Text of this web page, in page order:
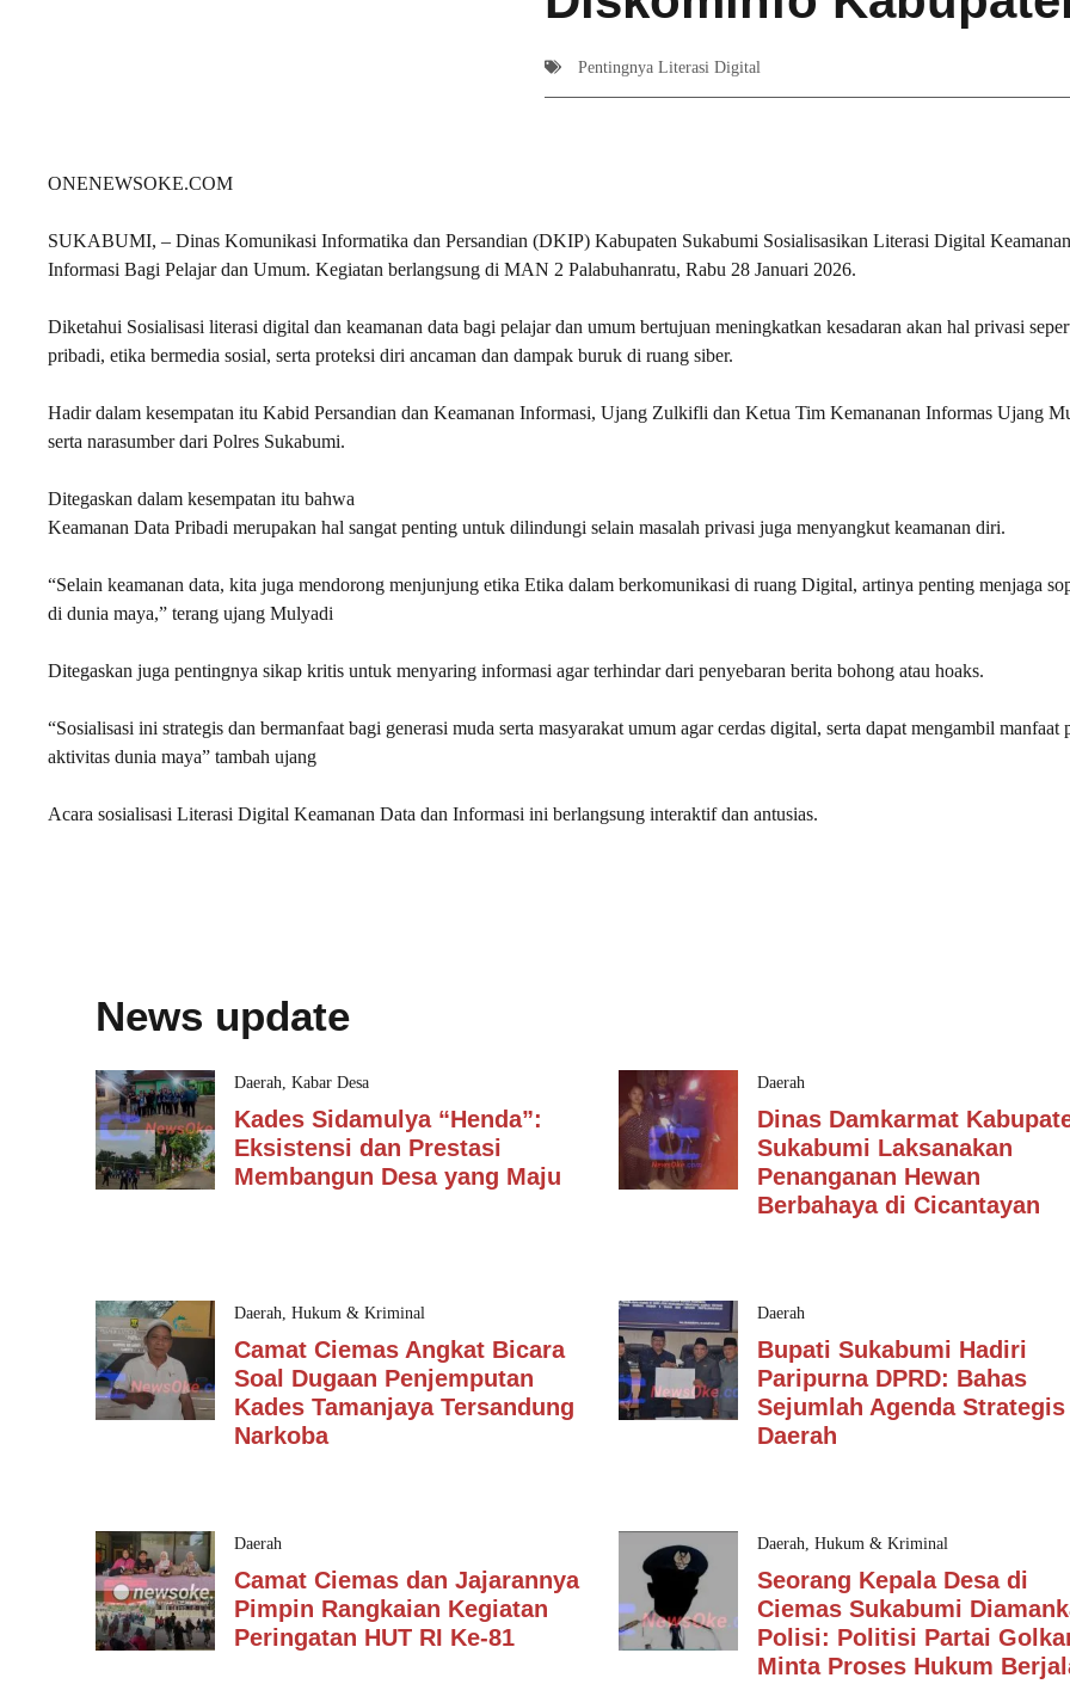
Pentingnya Literasi Digital
ONENEWSOKE.COM
SUKABUMI, – Dinas Komunikasi Informatika dan Persandian (DKIP) Kabupaten Sukabumi Sosialisasikan Literasi Digital
Informasi Bagi Pelajar dan Umum. Kegiatan berlangsung di MAN 2 Palabuhanratu, Rabu 28 Januari 2026.
Diketahui Sosialisasi literasi digital dan keamanan data bagi pelajar dan umum bertujuan meningkatkan kesadaran akan hal privasi
pribadi, etika bermedia sosial, serta proteksi diri ancaman dan dampak buruk di ruang siber.
Hadir dalam kesempatan itu Kabid Persandian dan Keamanan Informasi, Ujang Zulkifli dan Ketua Tim Kemananan Informas Ujang
serta narasumber dari Polres Sukabumi.
Ditegaskan dalam kesempatan itu bahwa
Keamanan Data Pribadi merupakan hal sangat penting untuk dilindungi selain masalah privasi juga menyangkut keamanan diri.
“Selain keamanan data, kita juga mendorong menjunjung etika Etika dalam berkomunikasi di ruang Digital, artinya penting menjaga
di dunia maya,” terang ujang Mulyadi
Ditegaskan juga pentingnya sikap kritis untuk menyaring informasi agar terhindar dari penyebaran berita bohong atau hoaks.
“Sosialisasi ini strategis dan bermanfaat bagi generasi muda serta masyarakat umum agar cerdas digital, serta dapat mengambil manfaat
aktivitas dunia maya” tambah ujang
Acara sosialisasi Literasi Digital Keamanan Data dan Informasi ini berlangsung interaktif dan antusias.
News update
Daerah Kabar Desa
Kades Sidamulya “Henda”:
Eksistensi dan Prestasi
Membangun Desa yang Maju
Daerah
Dinas Damkarmat
Sukabumi Laksanakan
Penanganan Hewan
Berbahaya di Cicantayan
Daerah Hukum & Kriminal
Camat Ciemas Angkat Bicara
Soal Dugaan Penjemputan
Kades Tamanjaya Tersandung
Narkoba
Daerah
Bupati Sukabumi Hadiri
Paripurna DPRD: Bahas
Sejumlah Agenda Strategis
Daerah
Daerah
Camat Ciemas dan Jajarannya
Pimpin Rangkaian Kegiatan
Peringatan HUT RI Ke-81
Daerah Hukum & Kriminal
Seorang Kepala Desa di
Ciemas Sukabumi
Polisi: Politisi Partai
Minta Proses Hukum